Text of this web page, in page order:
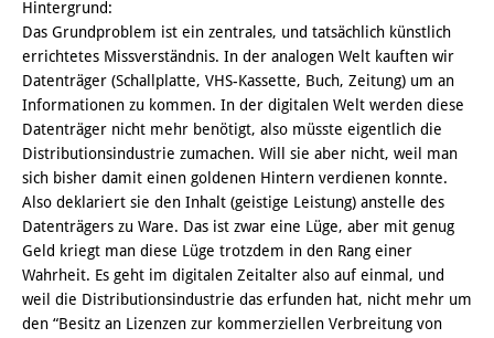
Hintergrund:
Das Grundproblem ist ein zentrales, und tatsächlich künstlich
errichtetes Missverständnis. In der analogen Welt kauften wir
Datenträger (Schallplatte, VHS-Kassette, Buch, Zeitung) um an
Informationen zu kommen. In der digitalen Welt werden diese
Datenträger nicht mehr benötigt, also müsste eigentlich die
Distributionsindustrie zumachen. Will sie aber nicht, weil man
sich bisher damit einen goldenen Hintern verdienen konnte.
Also deklariert sie den Inhalt (geistige Leistung) anstelle des
Datenträgers zu Ware. Das ist zwar eine Lüge, aber mit genug
Geld kriegt man diese Lüge trotzdem in den Rang einer
Wahrheit. Es geht im digitalen Zeitalter also auf einmal, und
weil die Distributionsindustrie das erfunden hat, nicht mehr um
den “Besitz an Lizenzen zur kommerziellen Verbreitung von